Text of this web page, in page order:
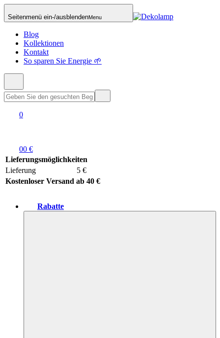
Seitenmenü ein-/ausblendenMenu
Blog
Kollektionen
Kontakt
So sparen Sie Energie 🌱
0
00 €
Lieferungsmöglichkeiten
Lieferung
5 €
Kostenloser Versand ab 40 €
Rabatte